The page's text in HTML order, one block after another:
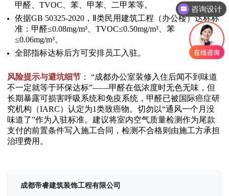
甲醛、TVOC、苯、甲苯、二甲苯等。
依据GB 50325-2020，Ⅱ类民用建筑工程（办公楼）达标标
准：甲醛≤0.08mg/m³、TVOC≤0.50mg/m³、苯
≤0.06mg/m³。
全部指标达标后方可安排员工入驻。
风险提示与避坑细节 ： “成都办公室装修入住后闻不到味道
不一定就等于环保达标”——甲醛在低浓度时无色无味，但
长期暴露可损害呼吸系统和免疫系统，甲醛已被国际癌症研
究机构（IARC）认定为1类致癌物。切勿以“通风一个月没
味道了”作为入驻标准。建议将室内空气质量检测作为尾款
支付的前置条件写入施工合同，检测不合格则由施工方承担
治理费用。
成都帝睿建筑装饰工程有限公司
咨询设计